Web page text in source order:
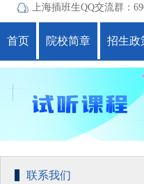
上海插班生QQ交流群：
首页 院校简章 招生政
联系我们